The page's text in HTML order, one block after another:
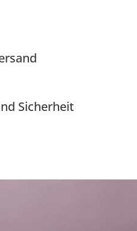
Sicherheit